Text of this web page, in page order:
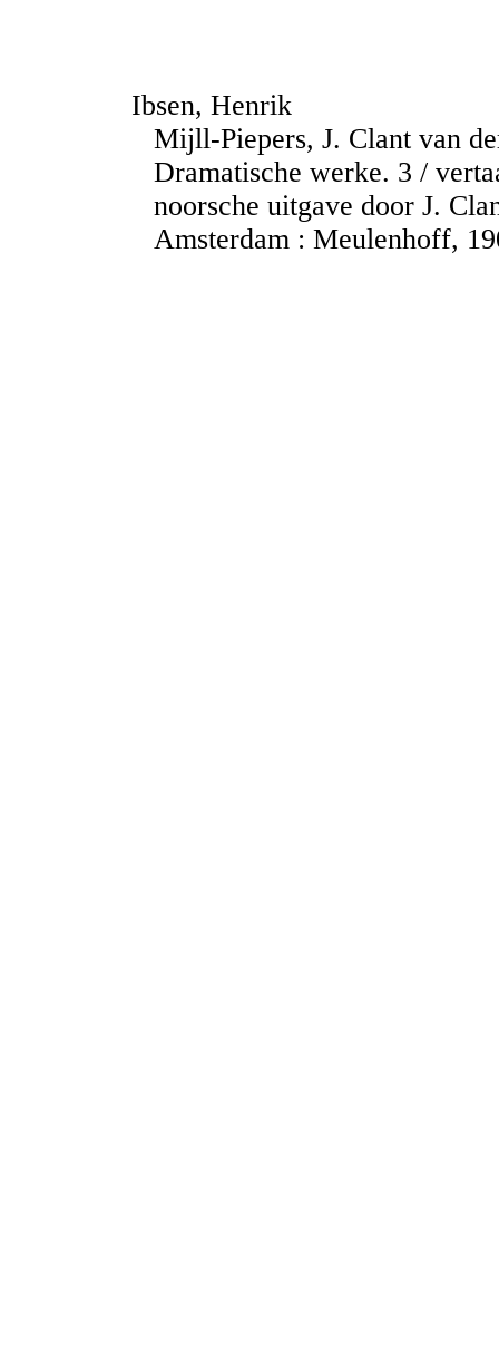
Ibsen, Henrik
Mijll-Piepers, J. Clant van
Dramatische werke. 3 /
noorsche uitgave door J.
Amsterdam : Meulenhoff,